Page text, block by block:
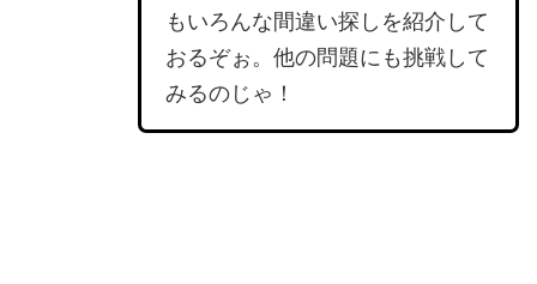
もいろんな間違い探しを紹介して
おるぞぉ。他の問題にも挑戦して
みるのじゃ！